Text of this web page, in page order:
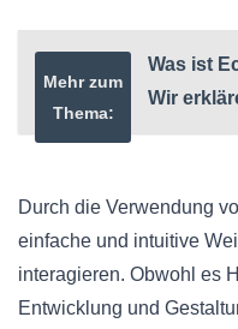
Mehr zum
Thema:
Was ist
Wir
Durch die Verwendung
einfache und intuitive
interagieren. Obwohl es
Entwicklung und